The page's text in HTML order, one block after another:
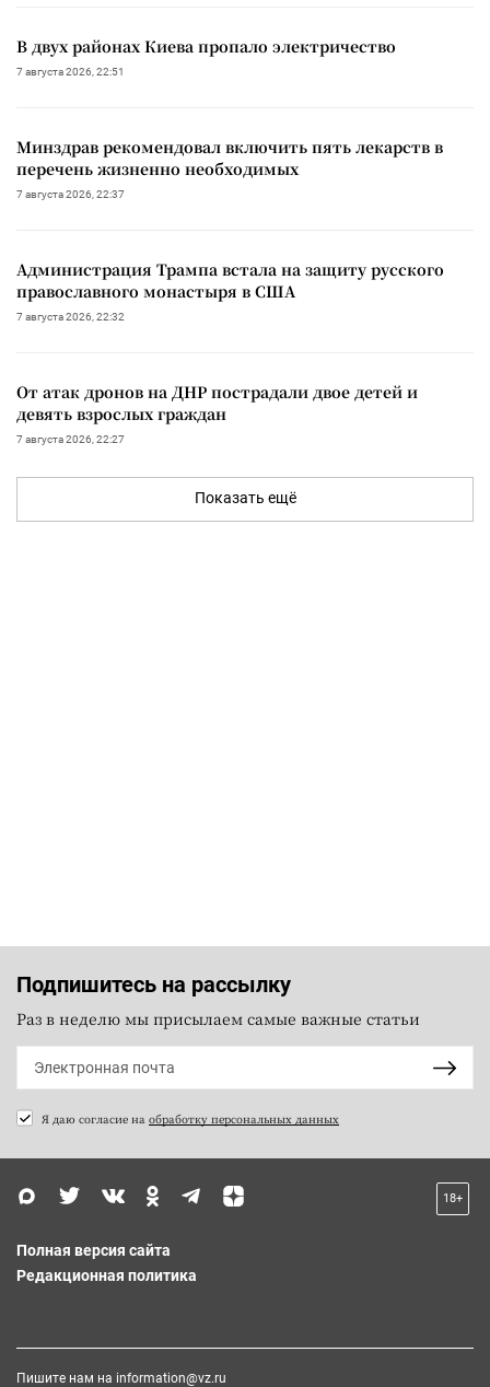
В двух районах Киева пропало электричество
7 августа 2026, 22:51
Минздрав рекомендовал включить пять лекарств в
перечень жизненно необходимых
7 августа 2026, 22:37
Администрация Трампа встала на защиту русского
православного монастыря в США
7 августа 2026, 22:32
От атак дронов на ДНР пострадали двое детей и
девять взрослых граждан
7 августа 2026, 22:27
Показать ещё
Подпишитесь на рассылку
Раз в неделю мы присылаем самые важные статьи
Я даю согласие на обработку персональных данных
18+
Полная версия сайта
Редакционная политика
Пишите нам на information@vz.ru